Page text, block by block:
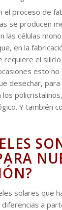
el proceso de
se producen
las células
en la
requiere el
esto
desechar, para
Y también
solares que
a